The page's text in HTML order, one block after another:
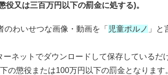
又は三百万円以下の罰金に処する)。
わいせつな画像・動画を「 児童ポルノ 」と
ネットでダウンロードして保存しているだ
の懲役または100万円以下の罰金となります